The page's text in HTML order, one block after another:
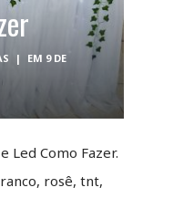
|
EM 9 DE
Led Como Fazer.
rosê, tnt,